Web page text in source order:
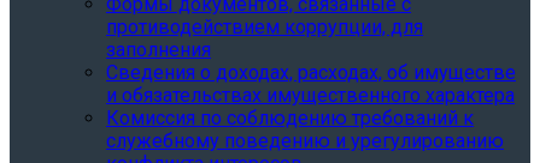
противодействием коррупции, для
заполнения
Сведения о доходах, расходах, об имуществе
и обязательствах имущественного характера
Комиссия по соблюдению требований к
служебному поведению и урегулированию